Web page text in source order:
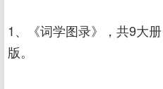
1、《词学图录》，共9大
版。